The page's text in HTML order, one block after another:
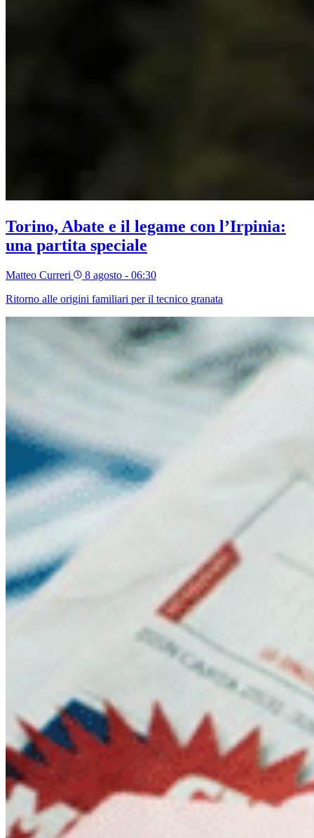
Torino, Abate e il legame con l’Irpinia:
una partita speciale
Matteo Curreri
8 agosto - 06:30
Ritorno alle origini familiari per il tecnico granata